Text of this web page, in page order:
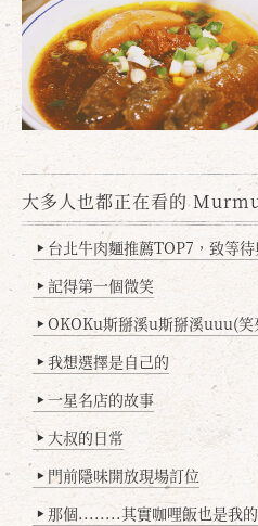
大多人也都正在看的
▶ 台北牛肉麵推薦TOP7，致等待與
▶ 記得第一個微笑
▶ OKOKu斯掰溪u斯掰溪uuu(笑
▶ 我想選擇是自己的
▶ 一星名店的故事
▶ 大叔的日常
▶ 門前隱味開放現場訂位
▶ 那個........其實咖哩飯也是我的